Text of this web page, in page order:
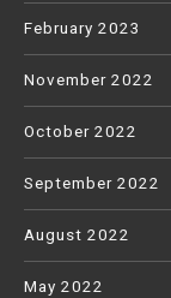
February 2023
November 2022
October 2022
September 2022
August 2022
May 2022